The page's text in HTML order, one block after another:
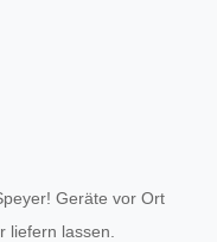
Geräte vor Ort
liefern lassen.